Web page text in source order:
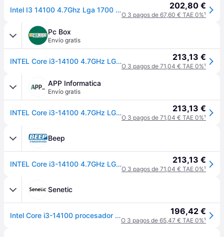
Intel I3 14100 4.7Ghz Lga 1700 Box 202,80 €
O 3 pagos de 67,60 € TAE 0%¹
Pc Box
Envío gratis
INTEL Core i3-14100 4.7GHz LGA 1700 213,13 €
O 3 pagos de 71,04 € TAE 0%¹
APP Informatica
Envío gratis
INTEL Core i3-14100 4.7GHz LGA 1700 213,13 €
O 3 pagos de 71,04 € TAE 0%¹
Beep
INTEL Core i3-14100 4.7GHz LGA 1700 213,13 €
O 3 pagos de 71,04 € TAE 0%¹
Senetic
Intel Core i3-14100 procesador 12 MB Smart Cache Caja BX8071514100 196,42 €
O 3 pagos de 65,47 € TAE 0%¹